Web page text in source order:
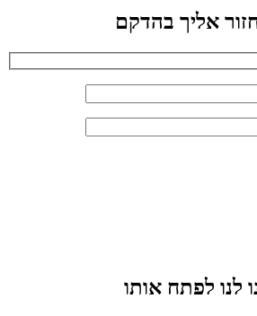
אליך בהדקם
לנו לפתח אותו